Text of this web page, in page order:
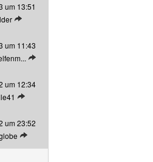
um 13:51
Letzten Beitrag anzeigen
um 11:43
Letzten Beitrag anzeigen
um 12:34
Letzten Beitrag anzeigen
um 23:52
Letzten Beitrag anzeigen